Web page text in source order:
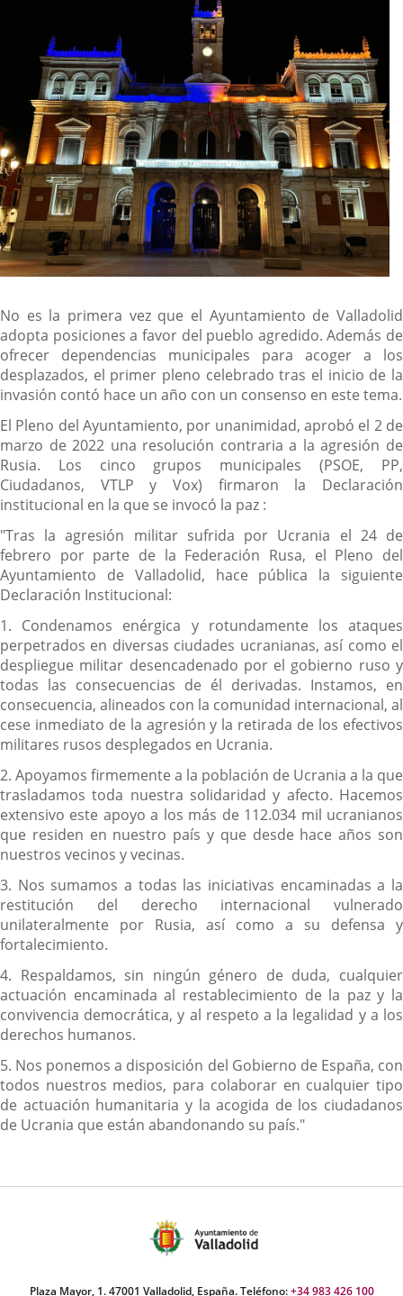
No es la primera vez que el Ayuntamiento de Valladolid
adopta posiciones a favor del pueblo agredido. Además de
ofrecer dependencias municipales para acoger a los
desplazados, el primer pleno celebrado tras el inicio de la
invasión contó hace un año con un consenso en este tema.
El Pleno del Ayuntamiento, por unanimidad, aprobó el 2 de
marzo de 2022 una resolución contraria a la agresión de
Rusia. Los cinco grupos municipales (PSOE, PP,
Ciudadanos, VTLP y Vox) firmaron la Declaración
institucional en la que se invocó la paz :
"Tras la agresión militar sufrida por Ucrania el 24 de
febrero por parte de la Federación Rusa, el Pleno del
Ayuntamiento de Valladolid, hace pública la siguiente
Declaración Institucional:
1. Condenamos enérgica y rotundamente los ataques
perpetrados en diversas ciudades ucranianas, así como el
despliegue militar desencadenado por el gobierno ruso y
todas las consecuencias de él derivadas. Instamos, en
consecuencia, alineados con la comunidad internacional, al
cese inmediato de la agresión y la retirada de los efectivos
militares rusos desplegados en Ucrania.
2. Apoyamos firmemente a la población de Ucrania a la que
trasladamos toda nuestra solidaridad y afecto. Hacemos
extensivo este apoyo a los más de 112.034 mil ucranianos
que residen en nuestro país y que desde hace años son
nuestros vecinos y vecinas.
3. Nos sumamos a todas las iniciativas encaminadas a la
restitución del derecho internacional vulnerado
unilateralmente por Rusia, así como a su defensa y
fortalecimiento.
4. Respaldamos, sin ningún género de duda, cualquier
actuación encaminada al restablecimiento de la paz y la
convivencia democrática, y al respeto a la legalidad y a los
derechos humanos.
5. Nos ponemos a disposición del Gobierno de España, con
todos nuestros medios, para colaborar en cualquier tipo
de actuación humanitaria y la acogida de los ciudadanos
de Ucrania que están abandonando su país."
Plaza Mayor, 1. 47001 Valladolid, España. Teléfono:+34 983 426 100